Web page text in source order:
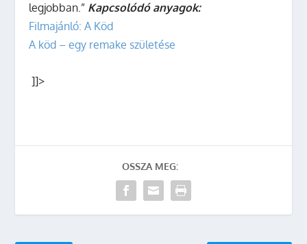
legjobban.” Kapcsolódó anyagok:
Filmajánló: A Köd
A köd – egy remake születése
]]>
OSSZA MEG: